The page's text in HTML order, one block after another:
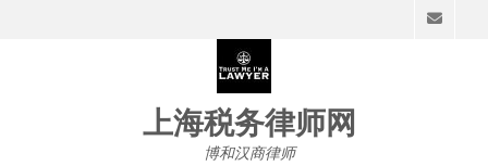
上海税务律师网
博和汉商律师